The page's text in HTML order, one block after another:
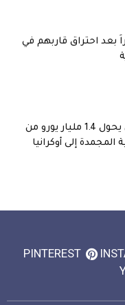
مهاجراً بعد احتراق قاربهم في
الاتحاد الأوروبي يحول 1.4 مليار يورو من
المجمدة إلى أوكرانيا
PINTEREST